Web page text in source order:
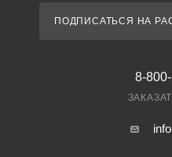
ПОДПИСАТЬСЯ НА
8-